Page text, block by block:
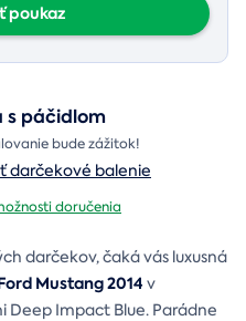
poukaz
s páčidlom
bude zážitok!
darčekové balenie
doručenia
darčekov, čaká vás luxusná
Mustang 2014 v
Deep Impact Blue. Parádne